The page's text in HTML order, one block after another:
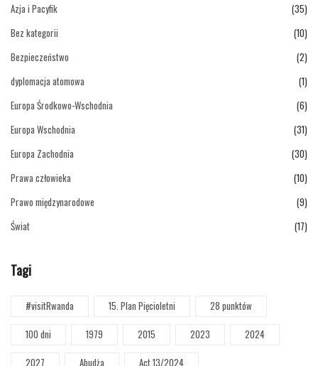
Azja i Pacyfik
(35)
Bez kategorii
(10)
Bezpieczeństwo
(2)
dyplomacja atomowa
(1)
Europa Środkowo-Wschodnia
(6)
Europa Wschodnia
(31)
Europa Zachodnia
(30)
Prawa człowieka
(10)
Prawo międzynarodowe
(9)
Świat
(17)
Tagi
#visitRwanda 15. Plan Pięcioletni
28 punktów
100 dni
1979 2015 2023
2024
2027
Abudża
Act 13/2024